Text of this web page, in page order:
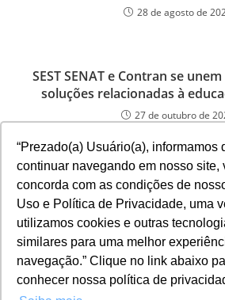
“Prezado(a) Usuário(a), informamos
continuar navegando em nosso site,
concorda com as condições de
Uso e Política de Privacidade, uma
utilizamos cookies e outras
similares para uma melhor
navegação.” Clique no link abaixo
conhecer nossa política de
28 de agosto de
SEST SENAT e Contran se
soluções relacionadas à
27 de outubro de